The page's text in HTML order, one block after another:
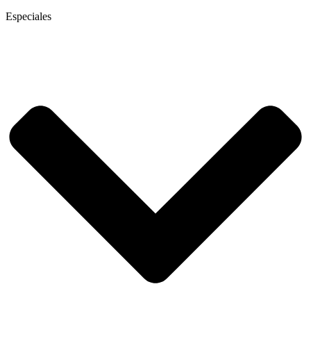
Especiales